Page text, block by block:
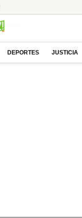
DEPORTES JUSTICIA